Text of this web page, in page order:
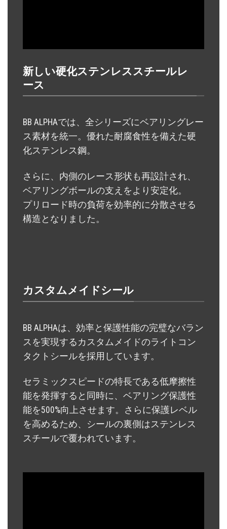
新しい硬化ステンレススチールレ
ース
BB ALPHAでは、全シリーズにベアリングレー
ス素材を統一。優れた耐腐食性を備えた硬
化ステンレス鋼。
さらに、内側のレース形状も再設計され、
ベアリングボールの支えをより安定化。
プリロード時の負荷を効率的に分散させる
構造となりました。
カスタムメイドシール
BB ALPHAは、効率と保護性能の完璧なバラン
スを実現するカスタムメイドのライトコン
タクトシールを採用しています。
セラミックスピードの特長である低摩擦性
能を発揮すると同時に、ベアリング保護性
能を500%向上させます。さらに保護レベル
を高めるため、シールの裏側はステンレス
スチールで覆われています。